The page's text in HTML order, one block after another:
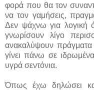
φορά που θα τον
να τον γαμήσεις,
Δεν ψάχνω για
γνωρίσουν λίγο
ανακαλύψουν
γίνει πάνω σε
υγρά σεντόνια.
Όπως έχω δηλώσει